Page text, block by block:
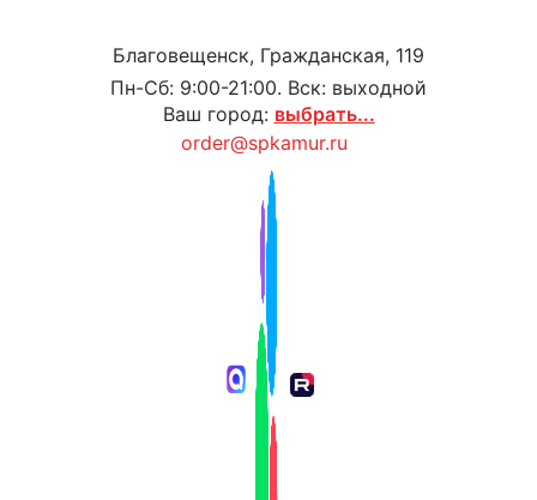
Благовещенск, Гражданская, 119
Пн-Сб: 9:00-21:00. Вск: выходной
Ваш город: выбрать...
order@spkamur.ru